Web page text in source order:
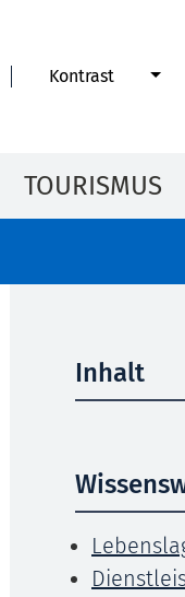
Kontrast
TOURISMUS
Inhalt